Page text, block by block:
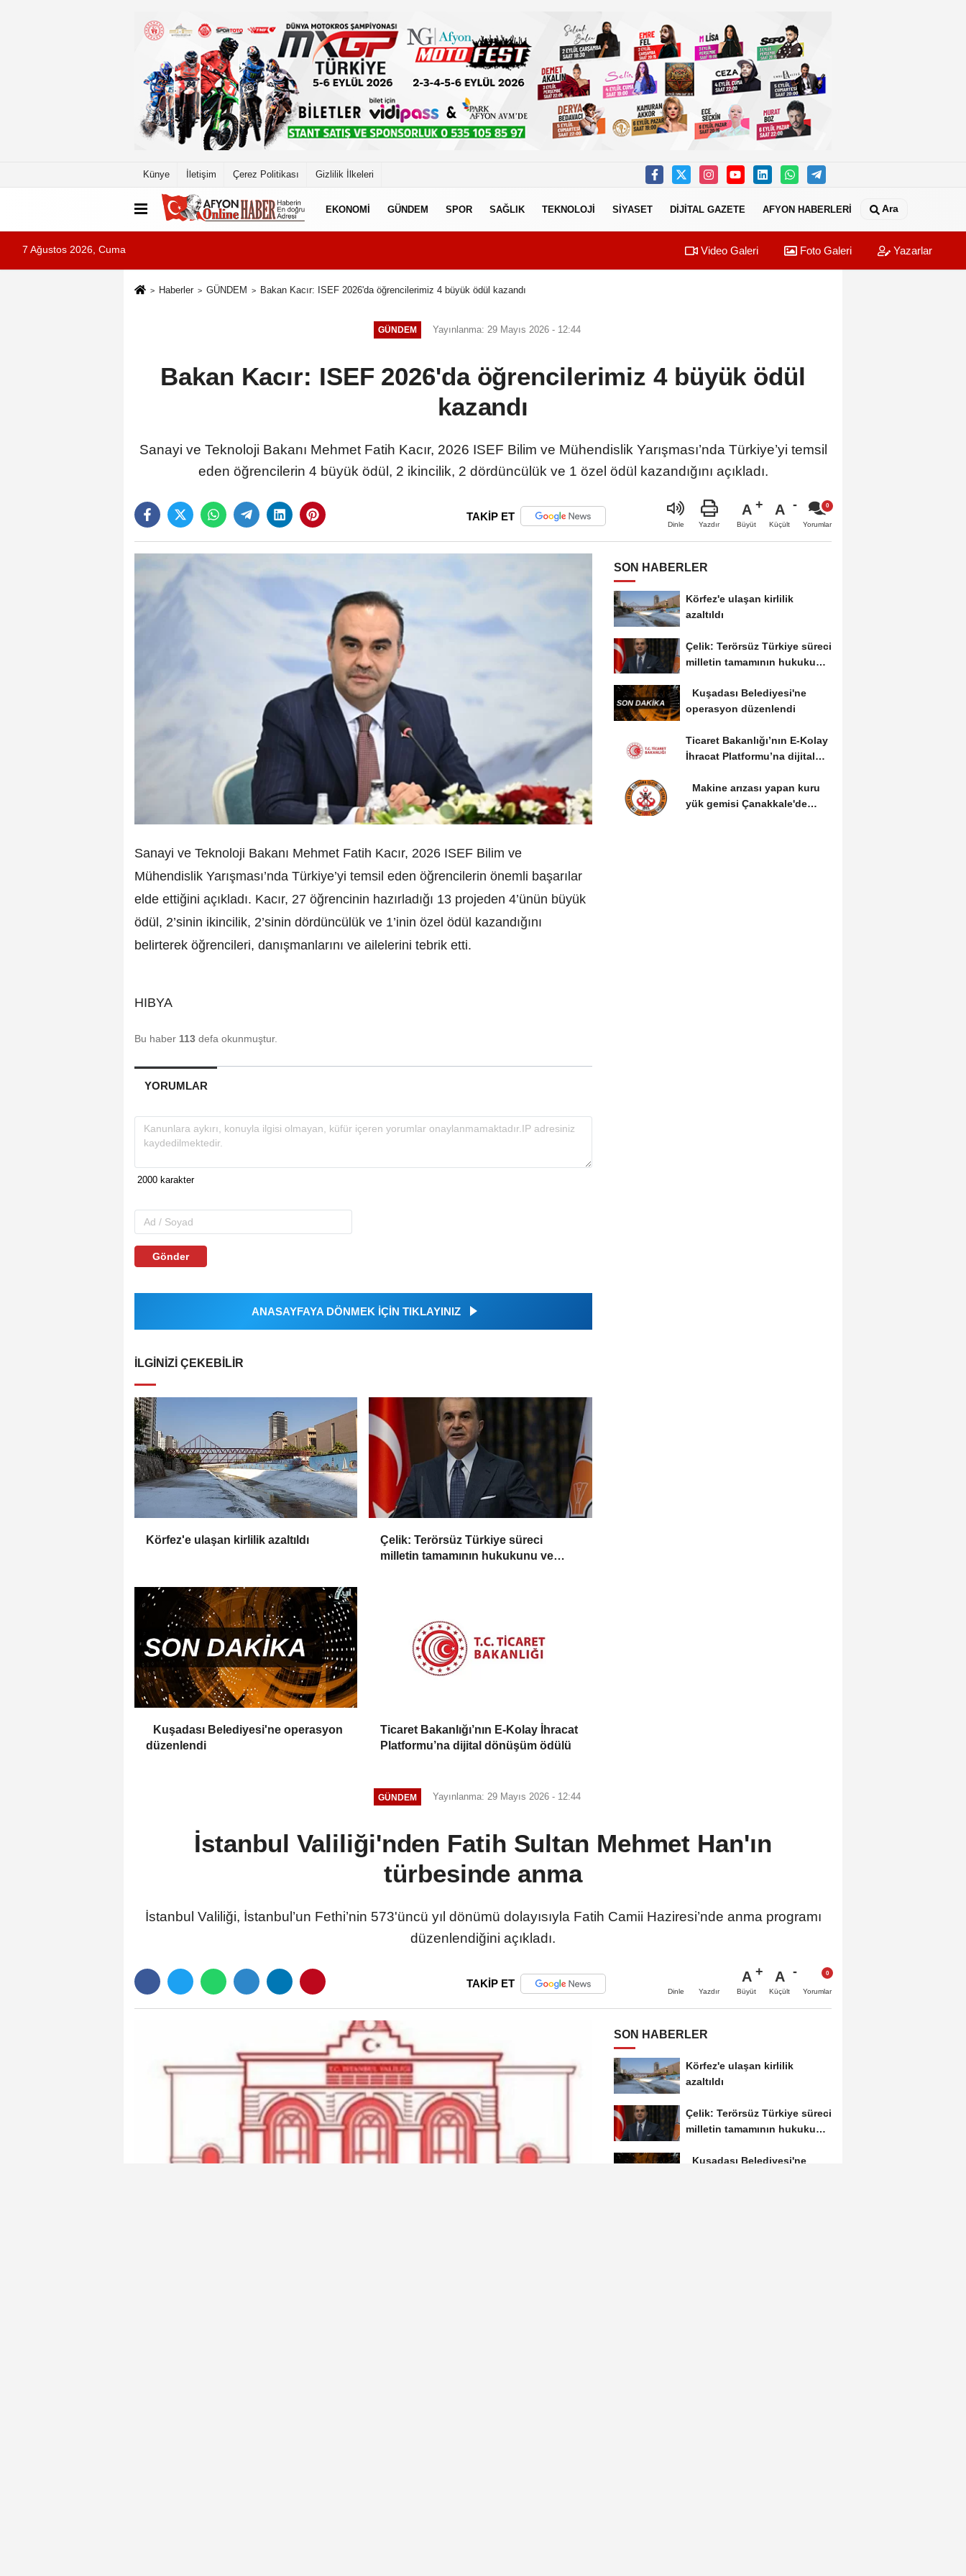
Künye İletişim Çerez Politikası Gizlilik İlkeleri
EKONOMİ GÜNDEM SPOR SAĞLIK TEKNOLOJİ SİYASET DİJİTAL GAZETE AFYON HABERLERİ Ara
7 Ağustos 2026, Cuma Video Galeri Foto Galeri Yazarlar
Haberler GÜNDEM Bakan Kacır: ISEF 2026'da öğrencilerimiz 4 büyük ödül kazandı
GÜNDEM Yayınlanma: 29 Mayıs 2026 - 12:44
Bakan Kacır: ISEF 2026'da öğrencilerimiz 4 büyük ödül
kazandı
Sanayi ve Teknoloji Bakanı Mehmet Fatih Kacır, 2026 ISEF Bilim ve Mühendislik Yarışması’nda Türkiye’yi temsil
eden öğrencilerin 4 büyük ödül, 2 ikincilik, 2 dördüncülük ve 1 özel ödül kazandığını açıkladı.
TAKİP ET
Dinle Yazdır
A
Büyüt
A
Küçült Yorumlar
Sanayi ve Teknoloji Bakanı Mehmet Fatih Kacır, 2026 ISEF Bilim ve
Mühendislik Yarışması’nda Türkiye’yi temsil eden öğrencilerin önemli başarılar
elde ettiğini açıkladı. Kacır, 27 öğrencinin hazırladığı 13 projeden 4’ünün büyük
ödül, 2’sinin ikincilik, 2’sinin dördüncülük ve 1’inin özel ödül kazandığını
belirterek öğrencileri, danışmanlarını ve ailelerini tebrik etti.
HIBYA
Bu haber 113 defa okunmuştur.
YORUMLAR
Gönder
ANASAYFAYA DÖNMEK İÇİN TIKLAYINIZ
İLGINIZI ÇEKEBILIR
Körfez'e ulaşan kirlilik azaltıldı
Çelik: Terörsüz Türkiye süreci
milletin tamamının hukukunu ve
Kuşadası Belediyesi'ne operasyon
düzenlendi
Ticaret Bakanlığı’nın E-Kolay İhracat
Platformu’na dijital dönüşüm ödülü
SON HABERLER
Körfez'e ulaşan kirlilik
azaltıldı
Çelik: Terörsüz Türkiye süreci
milletin tamamının hukukunu
Kuşadası Belediyesi'ne
operasyon düzenlendi
Ticaret Bakanlığı’nın E-Kolay
İhracat Platformu’na dijital
Makine arızası yapan kuru
yük gemisi Çanakkale'de
GÜNDEM Yayınlanma: 29 Mayıs 2026 - 12:44
İstanbul Valiliği'nden Fatih Sultan Mehmet Han'ın
türbesinde anma
İstanbul Valiliği, İstanbul’un Fethi’nin 573'üncü yıl dönümü dolayısıyla Fatih Camii Haziresi’nde anma programı
düzenlendiğini açıkladı.
TAKİP ET
Dinle Yazdır
A
Büyüt
A
Küçült Yorumlar
SON HABERLER
Körfez'e ulaşan kirlilik
azaltıldı
Çelik: Terörsüz Türkiye süreci
milletin tamamının hukukunu
Kuşadası Belediyesi'ne